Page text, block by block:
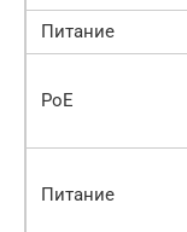
Питание
PoE
Питание